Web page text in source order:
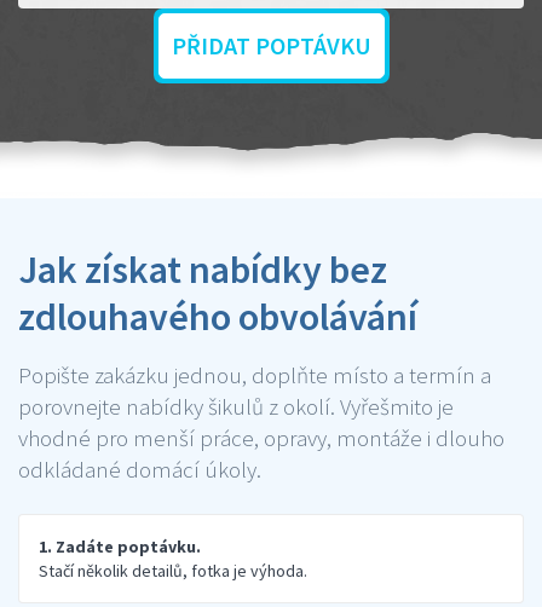
PŘIDAT POPTÁVKU
Jak získat nabídky bez
zdlouhavého obvolávání
Popište zakázku jednou, doplňte místo a termín a
porovnejte nabídky šikulů z okolí. Vyřešmito je
vhodné pro menší práce, opravy, montáže i dlouho
odkládané domácí úkoly.
1. Zadáte poptávku.
Stačí několik detailů, fotka je výhoda.